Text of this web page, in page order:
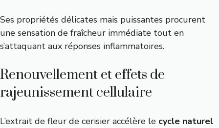
Ses propriétés délicates mais puissantes procurent
une sensation de fraîcheur immédiate tout en
s’attaquant aux réponses inflammatoires.
Renouvellement et effets de
rajeunissement cellulaire
L’extrait de fleur de cerisier accélère le cycle naturel